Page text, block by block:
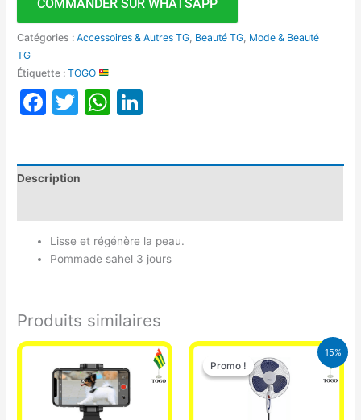
COMMANDER SUR WHATSAPP
Catégories :Accessoires & Autres TG Beauté TG Mode & Beauté
TG
Étiquette :TOGO
Facebook
TwitterWhatsApp
Description
Lisse et régénère la peau.
Pommade sahel 3 jours
Produits similaires
15%
Promo !
Promo !
Le
prix
initial
était :
10.000 CFA.
Le